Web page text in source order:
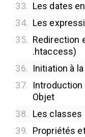
33. Les dates
34. Les
35. Redirection
.htaccess)
36. Initiation à la
37. Introduction
Objet
38. Les
39. Propriétés